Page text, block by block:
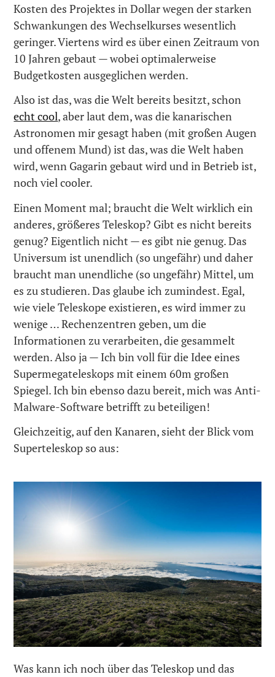
Kosten des Projektes in Dollar wegen der starken
Schwankungen des Wechselkurses wesentlich
geringer. Viertens wird es über einen Zeitraum von
10 Jahren gebaut — wobei optimalerweise
Budgetkosten ausgeglichen werden.
Also ist das, was die Welt bereits besitzt, schon
echt cool, aber laut dem, was die kanarischen
Astronomen mir gesagt haben (mit großen Augen
und offenem Mund) ist das, was die Welt haben
wird, wenn Gagarin gebaut wird und in Betrieb ist,
noch viel cooler.
Einen Moment mal; braucht die Welt wirklich ein
anderes, größeres Teleskop? Gibt es nicht bereits
genug? Eigentlich nicht — es gibt nie genug. Das
Universum ist unendlich (so ungefähr) und daher
braucht man unendliche (so ungefähr) Mittel, um
es zu studieren. Das glaube ich zumindest. Egal,
wie viele Teleskope existieren, es wird immer zu
wenige … Rechenzentren geben, um die
Informationen zu verarbeiten, die gesammelt
werden. Also ja — Ich bin voll für die Idee eines
Supermegateleskops mit einem 60m großen
Spiegel. Ich bin ebenso dazu bereit, mich was Anti-
Malware-Software betrifft zu beteiligen!
Gleichzeitig, auf den Kanaren, sieht der Blick vom
Superteleskop so aus:
Was kann ich noch über das Teleskop und das